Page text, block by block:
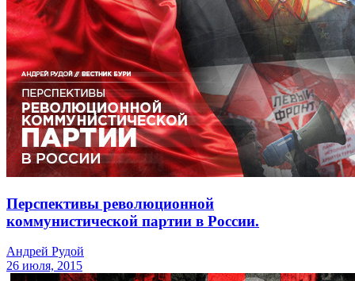
Перспективы революционной
коммунистической партии в России.
Андрей Рудой
26 июля, 2015